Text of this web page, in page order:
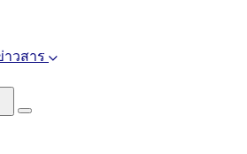
วสาร